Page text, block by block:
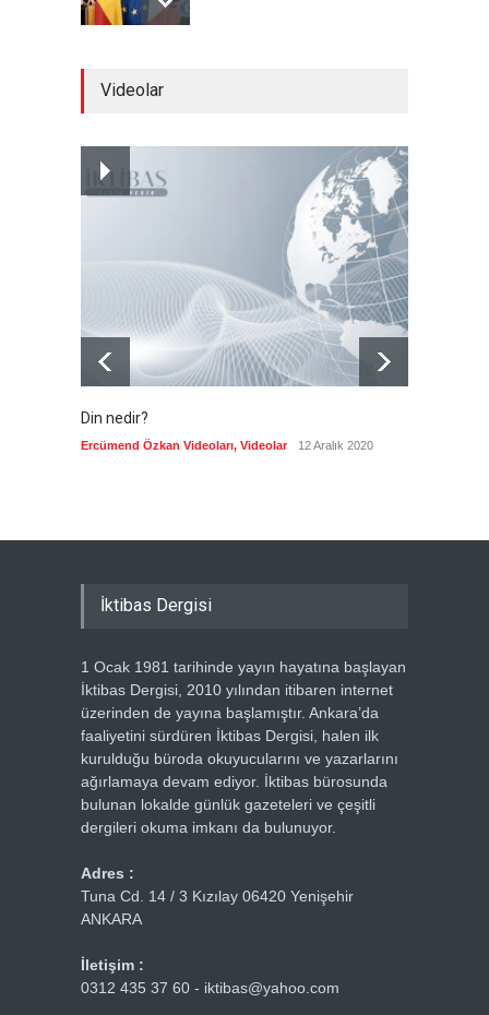
Fransa'nın sosyal medyaya
yasak talebine ABD'den sert
Güncel 7 Ağustos 2026
Videolar
Din nedir?
Ercümend Özkan Videoları, Videolar 12 Aralık 2020
İktibas Dergisi
1 Ocak 1981 tarihinde yayın hayatına başlayan
İktibas Dergisi, 2010 yılından itibaren internet
üzerinden de yayına başlamıştır. Ankara’da
faaliyetini sürdüren İktibas Dergisi, halen ilk
kurulduğu büroda okuyucularını ve yazarlarını
ağırlamaya devam ediyor. İktibas bürosunda
bulunan lokalde günlük gazeteleri ve çeşitli
dergileri okuma imkanı da bulunuyor.
Adres :
Tuna Cd. 14 / 3 Kızılay 06420 Yenişehir
ANKARA
İletişim :
0312 435 37 60 - iktibas@yahoo.com